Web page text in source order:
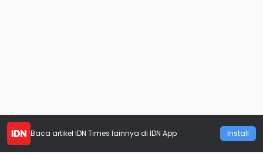
Baca artikel IDN Times lainnya di IDN App Install